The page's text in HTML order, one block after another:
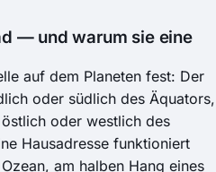
— und warum sie eine
auf dem Planeten fest: Der
oder südlich des Äquators,
oder westlich des
Hausadresse funktioniert
am halben Hang eines